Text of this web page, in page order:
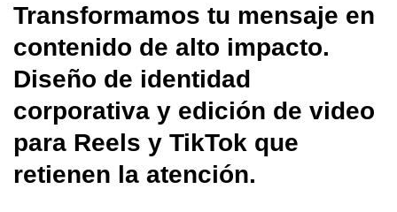
Transformamos tu mensaje en
contenido de alto impacto.
Diseño de identidad
corporativa y edición de video
para Reels y TikTok que
retienen la atención.